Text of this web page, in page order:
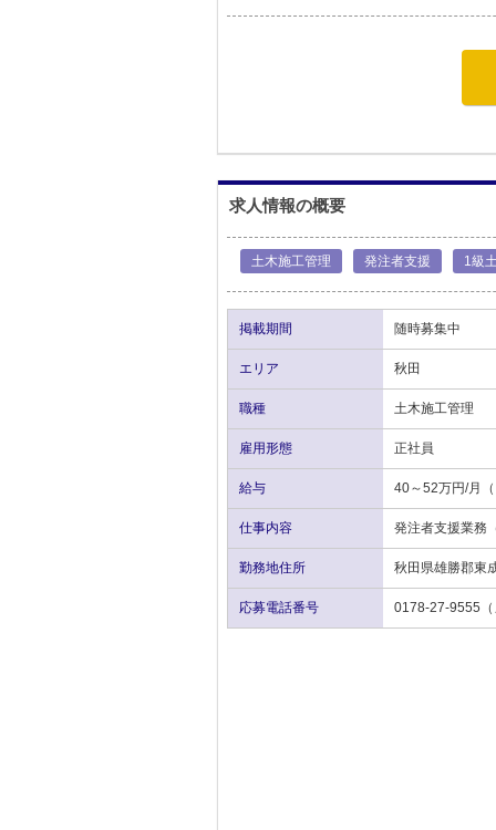
求人情報の概要
土木施工管理 発注者支援 1級
掲載期間 随時募集中
エリア 秋田
職種 土木施工管理
雇用形態 正社員
給与 40～52万円/月
仕事内容 発注者支援業務
勤務地住所 秋田県雄勝郡東
応募電話番号 0178-27-9555（